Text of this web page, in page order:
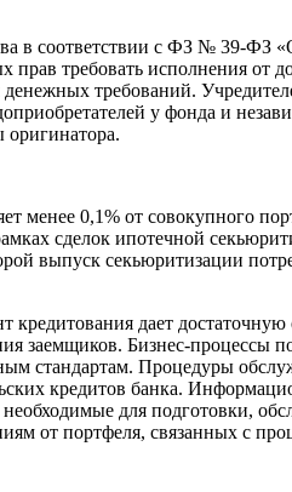
в соответствии с ФЗ № 39-
требовать исполнения от
требований.
у фонда и
оригинатора.
менее 0,1% от совокупного
сделок ипотечной
выпуск секьюритизации
дает достаточную
заемщиков. Бизнес-процессы
стандартам. Процедуры
кредитов банка.
для подготовки,
от портфеля, связанных с